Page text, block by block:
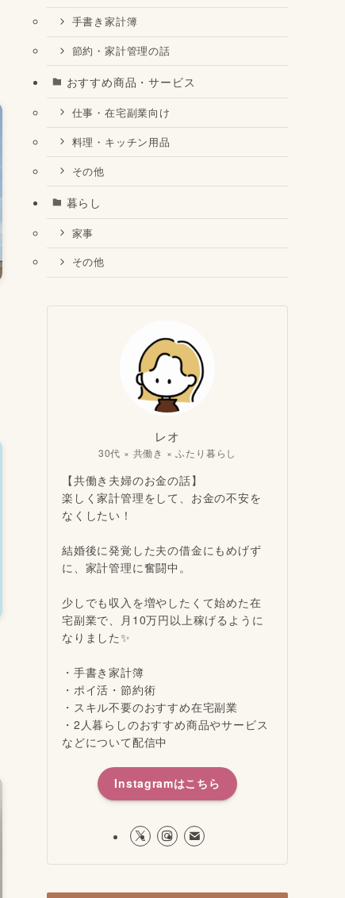
手書き家計簿
節約・家計管理の話
おすすめ商品・サービス
仕事・在宅副業向け
料理・キッチン用品
その他
暮らし
家事
その他
レオ
30代 × 共働き × ふたり暮らし
【共働き夫婦のお金の話】
楽しく家計管理をして、お金の不安を
なくしたい！
結婚後に発覚した夫の借金にもめげず
に、家計管理に奮闘中。
少しでも収入を増やしたくて始めた在
宅副業で、月10万円以上稼げるように
なりました✨
・手書き家計簿
・ポイ活・節約術
・スキル不要のおすすめ在宅副業
・2人暮らしのおすすめ商品やサービス
などについて配信中
Instagramはこちら